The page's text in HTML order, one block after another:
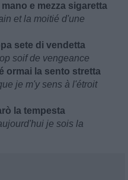
e mezza sigaretta
et la moitié d'une
sete di vendetta
soif de vengeance
ormai la sento stretta
je m'y sens à l'étroit
la tempesta
je sois la